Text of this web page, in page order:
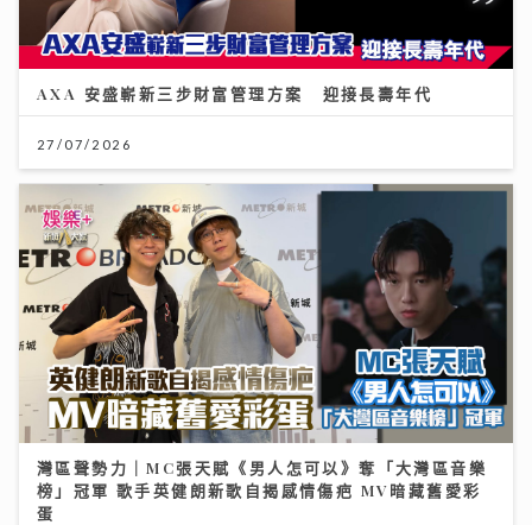
AXA 安盛嶄新三步財富管理方案 迎接長壽年代
27/07/2026
灣區聲勢力｜MC張天賦《男人怎可以》奪「大灣區音樂
榜」冠軍 歌手英健朗新歌自揭感情傷疤 MV暗藏舊愛彩
蛋